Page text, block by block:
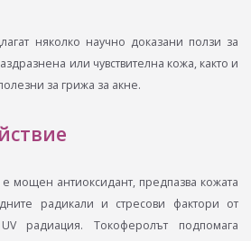
няколко научно доказани ползи за
или чувствителна кожа, както и
за грижа за акне.
мощен антиоксидант, предпазва кожата
радикали и стресови фактори от
радиация. Токоферолът подпомага